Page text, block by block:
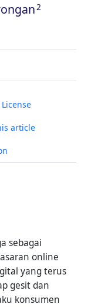
2
License
article
sebagai
online
yang terus
gesit dan
konsumen